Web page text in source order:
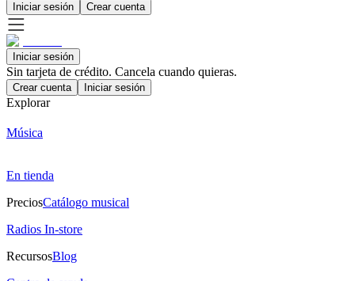
Iniciar sesión Crear cuenta
Iniciar sesión
Sin tarjeta de crédito. Cancela cuando quieras.
Crear cuenta Iniciar sesión
Explorar
Música
En tienda
PreciosCatálogo musical
Radios In-store
RecursosBlog